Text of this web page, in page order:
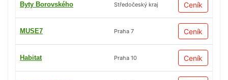
Byty Borovského Středočeský kraj Ceník
MUSE7 Praha 7 Ceník
Habitat Praha 10 Ceník